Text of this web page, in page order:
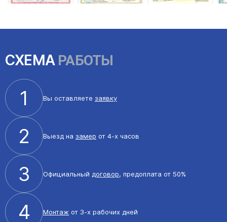
СХЕМАРАБОТЫ
1 Вы оставляете заявку
2 Выезд на замер от 4-х часов
3 Официальный договор, предоплата от 50%
4 Монтаж от 3-х рабочих дней